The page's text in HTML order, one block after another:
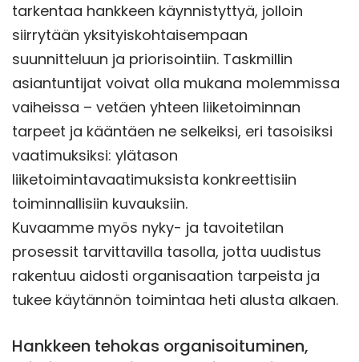
tarkentaa hankkeen käynnistyttyä, jolloin
siirrytään yksityiskohtaisempaan
suunnitteluun ja priorisointiin. Taskmillin
asiantuntijat voivat olla mukana molemmissa
vaiheissa – vetäen yhteen liiketoiminnan
tarpeet ja kääntäen ne selkeiksi, eri tasoisiksi
vaatimuksiksi: ylätason
liiketoimintavaatimuksista konkreettisiin
toiminnallisiin kuvauksiin.
Kuvaamme myös nyky- ja tavoitetilan
prosessit tarvittavilla tasolla, jotta uudistus
rakentuu aidosti organisaation tarpeista ja
tukee käytännön toimintaa heti alusta alkaen.
Hankkeen tehokas organisoituminen,